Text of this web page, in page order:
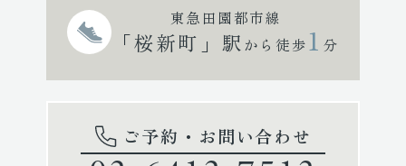
東急田園都市線
「桜新町」駅から徒歩1 分
ご予約・お問い合わせ